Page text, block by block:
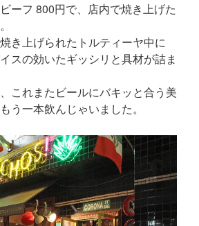
ーフ 800円で、店内で焼き上げた
き上げられたトルティーヤ中に
スの効いたギッシリと具材が詰ま
これまたビールにバキッと合う美
う一本飲んじゃいました。